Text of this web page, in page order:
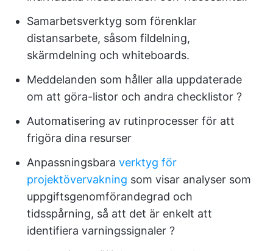
Samarbetsverktyg som förenklar
distansarbete, såsom fildelning,
skärmdelning och whiteboards.
Meddelanden som håller alla uppdaterade
om att göra-listor och andra checklistor ?
Automatisering av rutinprocesser för att
frigöra dina resurser
Anpassningsbara verktyg för
projektövervakning som visar analyser som
uppgiftsgenomförandegrad och
tidsspårning, så att det är enkelt att
identifiera varningssignaler ?